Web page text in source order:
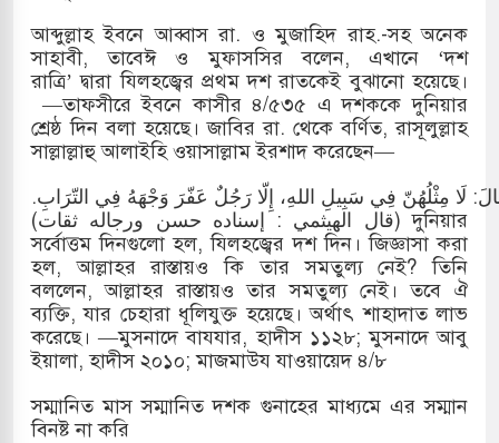
আব্দুল্লাহ ইবনে আব্বাস রা. ও মুজাহিদ রাহ.-সহ অনেক
সাহাবী, তাবেঈ ও মুফাসসির বলেন, এখানে ‘দশ
রাত্রি’ দ্বারা যিলহজ্বের প্রথম দশ রাতকেই বুঝানো হয়েছে।
—তাফসীরে ইবনে কাসীর ৪/৫৩৫ এ দশককে দুনিয়ার
শ্রেষ্ঠ দিন বলা হয়েছে। জাবির রা. থেকে বর্ণিত, রাসূলুল্লাহ
সাল্লাল্লাহু আলাইহি ওয়াসাল্লাম ইরশাদ করেছেন—
لَا مِثْلُهُنّ فِي سَبِيلِ اللهِ، إِلّا رَجُلٌ عَفّرَ وَجْهَهُ فِي التّرَابِ.
(قال الهيثمي : إسناده حسن ورجاله ثقات) দুনিয়ার
সর্বোত্তম দিনগুলো হল, যিলহজ্বের দশ দিন। জিজ্ঞাসা করা
হল, আল্লাহর রাস্তায়ও কি তার সমতুল্য নেই? তিনি
বললেন, আল্লাহর রাস্তায়ও তার সমতুল্য নেই। তবে ঐ
ব্যক্তি, যার চেহারা ধূলিযুক্ত হয়েছে। অর্থাৎ শাহাদাত লাভ
করেছে। —মুসনাদে বাযযার, হাদীস ১১২৮; মুসনাদে আবু
ইয়ালা, হাদীস ২০১০; মাজমাউয যাওয়ায়েদ ৪/৮
সম্মানিত মাস সম্মানিত দশক গুনাহের মাধ্যমে এর সম্মান
বিনষ্ট না করি